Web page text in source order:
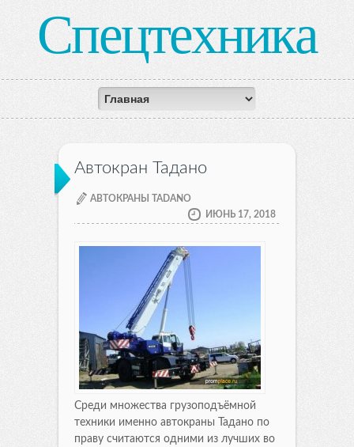
Спецтехника
Автокран Тадано
АВТОКРАНЫ TADANO
ИЮНЬ 17, 2018
Среди множества грузоподъёмной
техники именно автокраны Тадано по
праву считаются одними из лучших во